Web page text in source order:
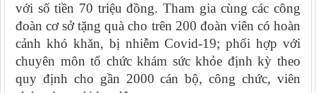
với số tiền 70 triệu đồng. Tham gia cùng các công
đoàn cơ sở tặng quà cho trên 200 đoàn viên có hoàn
cảnh khó khăn, bị nhiễm Covid-19; phối hợp với
chuyên môn tổ chức khám sức khỏe định kỳ theo
quy định cho gần 2000 cán bộ, công chức, viên